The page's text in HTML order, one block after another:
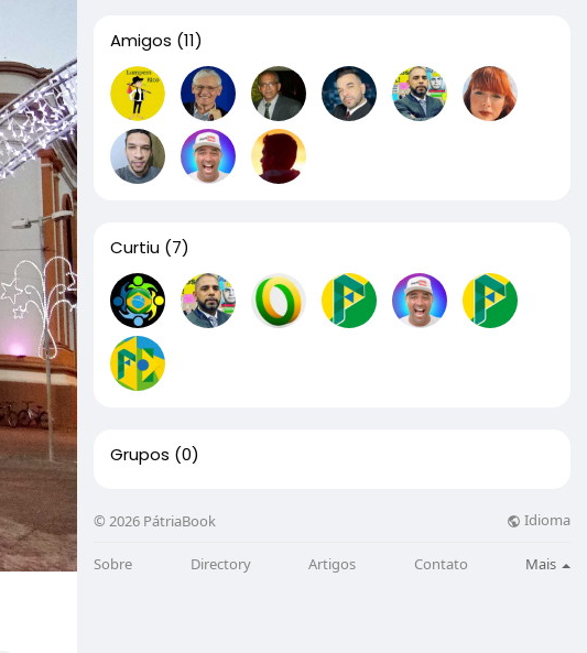
Amigos (11)
Curtiu (7)
Grupos (0)
© 2026 PátriaBook Idioma
Sobre Directory Artigos Contato Mais